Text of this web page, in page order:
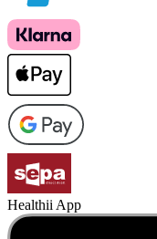
Healthii App